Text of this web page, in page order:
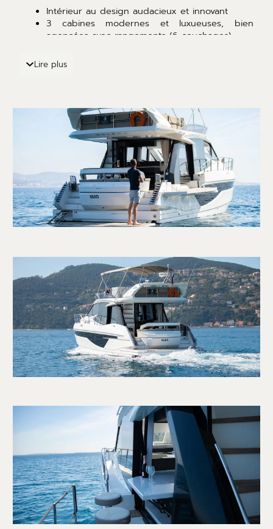
Intérieur au design audacieux et innovant
3 cabines modernes et luxueuses, bien
agencées avec rangements (6 couchages)
Cuisine équipée : évier, cuisinière, four, micro-
ondes, réfrigérateur, congélateur, machine à
Climatisation intégrale
Points forts extérieur :
Pavois latéraux basculants : concept exclusif
“Beach Mode”avec balcon face à la mer
Passerelle et plateforme de bain hydraulique
pour un accès direct et facile à la mer
Banquette arrière rotative à 360° avec vue
panoramique
Salon extérieur sur le flybridge avec cuisine
extérieure et plancha
Multiples espaces conviviaux et privés pour
partager ou se détendre
Pont en teck élégant
Bimini, échelle de bain et douche de pont
Événements recommandés :
Journées en mer entre amis ou en famille
entreprises
Cocktails et apéritifs sur le flybridge ou le
Moments de détente et de loisirs nautiques
avec baignade et sports nautiques
LeGaleon 460 Flyest le choix idéal pour allierluxe,
innovation et convivialitélors de vos événements
privés ou professionnels sur la Côte d’Azur.
Lire plus